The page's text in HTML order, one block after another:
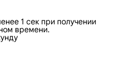
1 сек при получении
времени.